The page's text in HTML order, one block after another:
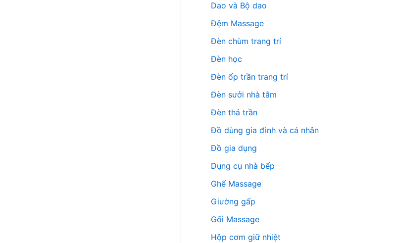
Dao và Bộ dao
Đệm Massage
Đèn chùm trang trí
Đèn học
Đèn ốp trần trang trí
Đèn sưởi nhà tắm
Đèn thả trần
Đồ dùng gia đình và cá nhân
Đồ gia dụng
Dụng cụ nhà bếp
Ghế Massage
Giường gấp
Gối Massage
Hộp cơm giữ nhiệt